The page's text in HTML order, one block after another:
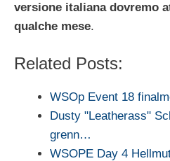
versione italiana dovremo
qualche mese.
Related Posts:
WSOp Event 18
Dusty "Leatherass"
grenn…
WSOPE Day 4